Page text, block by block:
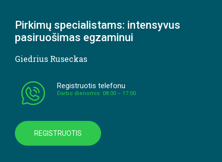
Pirkimų specialistams: intensyvus
pasiruošimas egzaminui
Giedrius Ruseckas
Registruotis telefonu
Darbo dienomis: 08:00 – 17:00
REGISTRUOTIS